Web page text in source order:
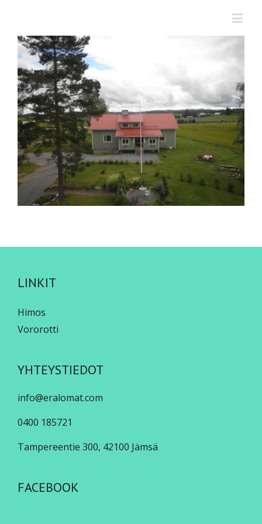
LINKIT
Himos
Vororotti
YHTEYSTIEDOT
info@eralomat.com
0400 185721
Tampereentie 300, 42100 Jämsä
FACEBOOK